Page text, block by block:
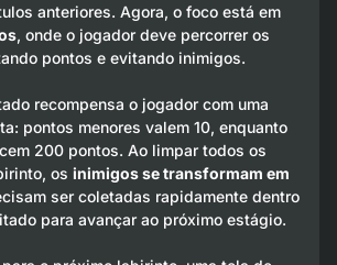
anteriores. Agora, o foco está em
, onde o jogador deve percorrer os
pontos e evitando inimigos.
recompensa o jogador com uma
pontos menores valem 10, enquanto
200 pontos. Ao limpar todos os
os inimigos se transformam em
ser coletadas rapidamente dentro
para avançar ao próximo estágio.